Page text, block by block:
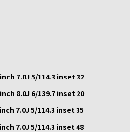
7.0J 5/114.3 inset 32
8.0J 6/139.7 inset 20
7.0J 5/114.3 inset 35
7.0J 5/114.3 inset 48